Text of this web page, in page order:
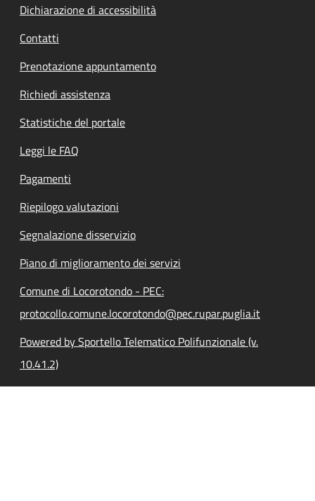
Dichiarazione di accessibilità
Contatti
Prenotazione appuntamento
Richiedi assistenza
Statistiche del portale
Leggi le FAQ
Pagamenti
Riepilogo valutazioni
Segnalazione disservizio
Piano di miglioramento dei servizi
Comune di Locorotondo - PEC:
protocollo.comune.locorotondo@pec.rupar.puglia.it
Powered by Sportello Telematico Polifunzionale (v.
10.41.2)